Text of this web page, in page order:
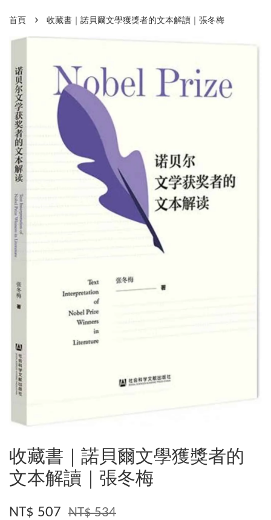
首頁 › 收藏書｜諾貝爾文學獲獎者的文本解讀｜張冬梅
收藏書｜諾貝爾文學獲獎者的
文本解讀｜張冬梅
NT$ 507 NT$ 534